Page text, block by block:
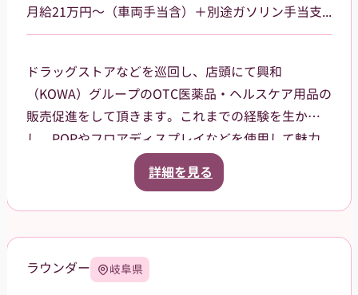
月給21万円～（車両手当含）＋別途ガソリン手当支給 その他手当あり
ドラッグストアなどを巡回し、店頭にて興和
（KOWA）グループのOTC医薬品・ヘルスケア用品の
販売促進をして頂きます。これまでの経験を生か
し、POPやフロアディスプレイなどを使用して魅力
的な売場作りをお願いします。また、商品や稼働に
関する研修などは、事前に担当者から数日間行いま
していただきます。
詳細を見る
ラウンダー 岐阜県